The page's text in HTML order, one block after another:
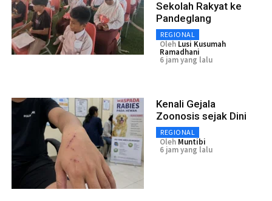
Sekolah Rakyat ke
Pandeglang
REGIONAL
Oleh Lusi Kusumah
Ramadhani
6 jam yang lalu
Kenali Gejala
Zoonosis sejak Dini
REGIONAL
Oleh Muntibi
6 jam yang lalu